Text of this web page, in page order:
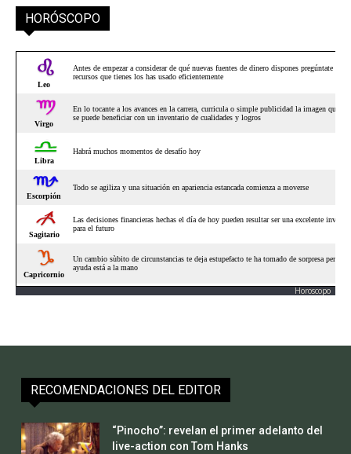
HORÓSCOPO
Horoscopo
RECOMENDACIONES DEL EDITOR
“Pinocho”: revelan el primer adelanto del
live-action con Tom Hanks